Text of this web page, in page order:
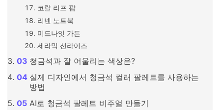
코랄 리프 팝
리넨 노트북
미드나잇 가든
세라믹 선라이즈
청금석과 잘 어울리는 색상은?
실제 디자인에서 청금석 컬러 팔레트를 사용하는
방법
AI로 청금석 팔레트 비주얼 만들기